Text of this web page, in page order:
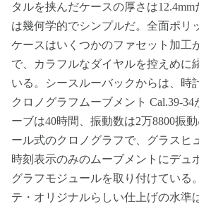
タルを挟んだケースの厚さは
は幾何学的でシンプルだ。全面ポリ
ケースはいくつかのファセット加工
で、カラフルなダイヤルを控えめに
いる。シースルーバックからは、時
クロノグラフムーブメント Cal.39-
ーブは40時間、振動数は2万8800振
ール式のクロノグラフで、グラスヒ
時刻表示のみのムーブメントにデュ
グラフモジュールを取り付けている
テ・オリジナルらしい仕上げの水準